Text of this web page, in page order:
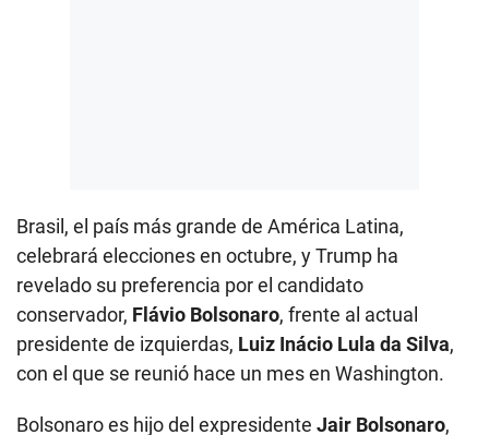
Brasil, el país más grande de América Latina,
celebrará elecciones en octubre, y Trump ha
revelado su preferencia por el candidato
conservador, Flávio Bolsonaro, frente al actual
presidente de izquierdas, Luiz Inácio Lula da Silva,
con el que se reunió hace un mes en Washington.
Bolsonaro es hijo del expresidente Jair Bolsonaro,